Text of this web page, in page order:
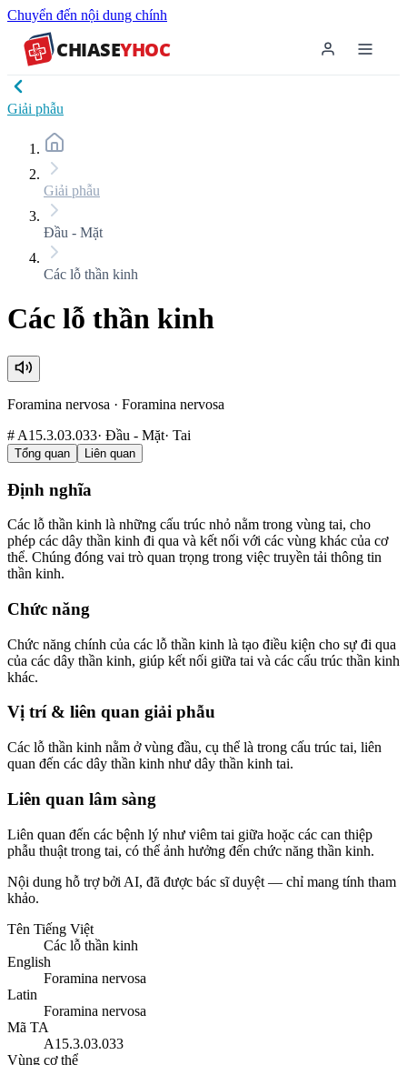
Chuyển đến nội dung chính
CHIASEYHOC
Giải phẫu
Giải phẫu
Đầu - Mặt
Các lỗ thần kinh
Các lỗ thần kinh
Foramina nervosa · Foramina nervosa
# A15.3.03.033· Đầu - Mặt· Tai
Tổng quan Liên quan
Định nghĩa
Các lỗ thần kinh là những cấu trúc nhỏ nằm trong vùng tai, cho
phép các dây thần kinh đi qua và kết nối với các vùng khác của cơ
thể. Chúng đóng vai trò quan trọng trong việc truyền tải thông tin
thần kinh.
Chức năng
Chức năng chính của các lỗ thần kinh là tạo điều kiện cho sự đi qua
của các dây thần kinh, giúp kết nối giữa tai và các cấu trúc thần kinh
khác.
Vị trí & liên quan giải phẫu
Các lỗ thần kinh nằm ở vùng đầu, cụ thể là trong cấu trúc tai, liên
quan đến các dây thần kinh như dây thần kinh tai.
Liên quan lâm sàng
Liên quan đến các bệnh lý như viêm tai giữa hoặc các can thiệp
phẫu thuật trong tai, có thể ảnh hưởng đến chức năng thần kinh.
Nội dung hỗ trợ bởi AI, đã được bác sĩ duyệt — chỉ mang tính tham
khảo.
Tên Tiếng Việt
Các lỗ thần kinh
English
Foramina nervosa
Latin
Foramina nervosa
Mã TA
A15.3.03.033
Vùng cơ thể